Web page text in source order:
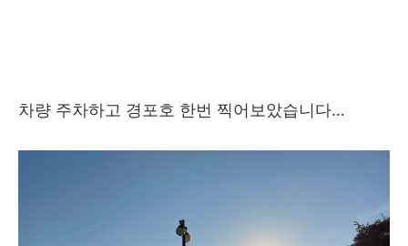
차량 주차하고 경포호 한번 찍어보았습니다…